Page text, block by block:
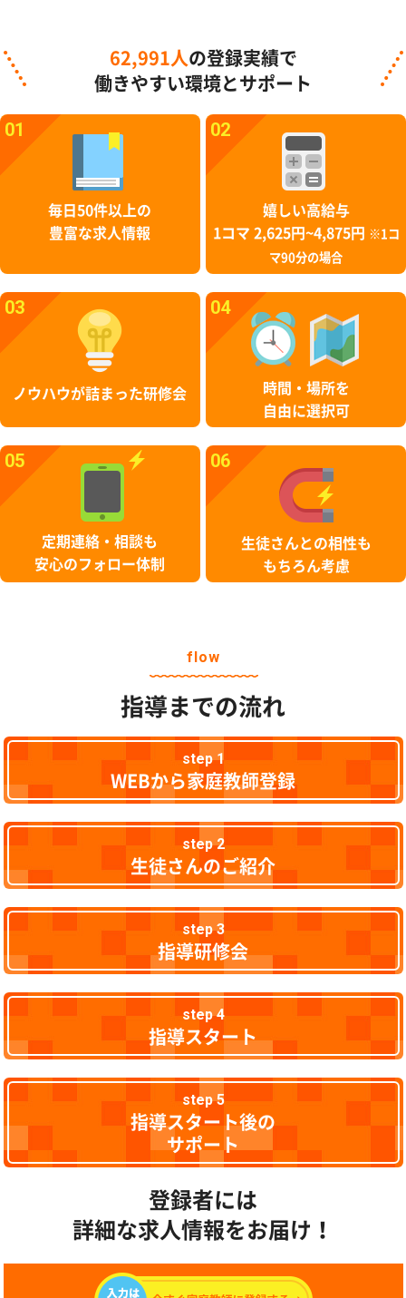
62,991人 の登録実績で
働きやすい環境とサポート
01
毎日50件以上の
豊富な求人情報
02
嬉しい高給与
1コマ 2,625円~4,875円
※1コ
マ90分の場合
03
ノウハウが詰まった研修会
04
時間・場所を
自由に選択可
05
定期連絡・相談も
安心のフォロー体制
06
生徒さんとの相性も
もちろん考慮
flow
指導までの流れ
step 1
WEBから家庭教師登録
step 2
生徒さんのご紹介
step 3
指導研修会
step 4
指導スタート
step 5
指導スタート後の
サポート
登録者には
詳細な求人情報をお届け！